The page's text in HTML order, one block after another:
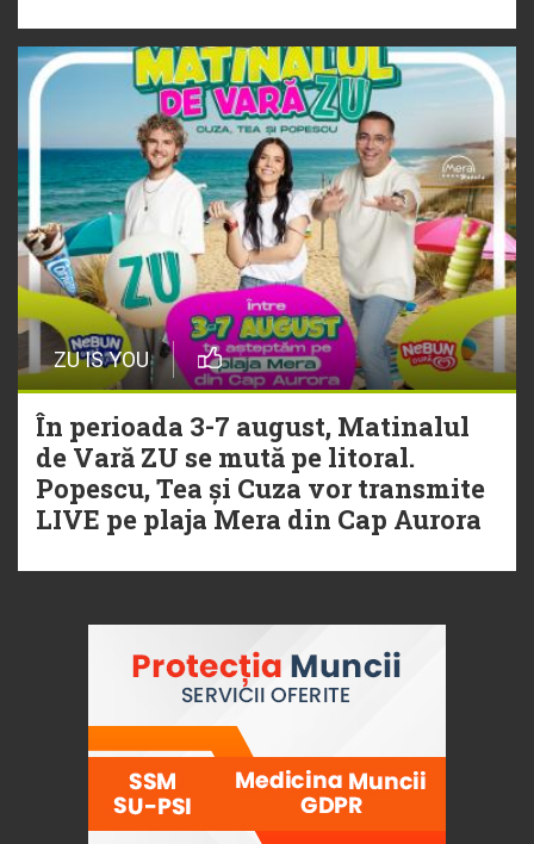
ZU IS YOU
În perioada 3-7 august, Matinalul
de Vară ZU se mută pe litoral.
Popescu, Tea și Cuza vor transmite
LIVE pe plaja Mera din Cap Aurora